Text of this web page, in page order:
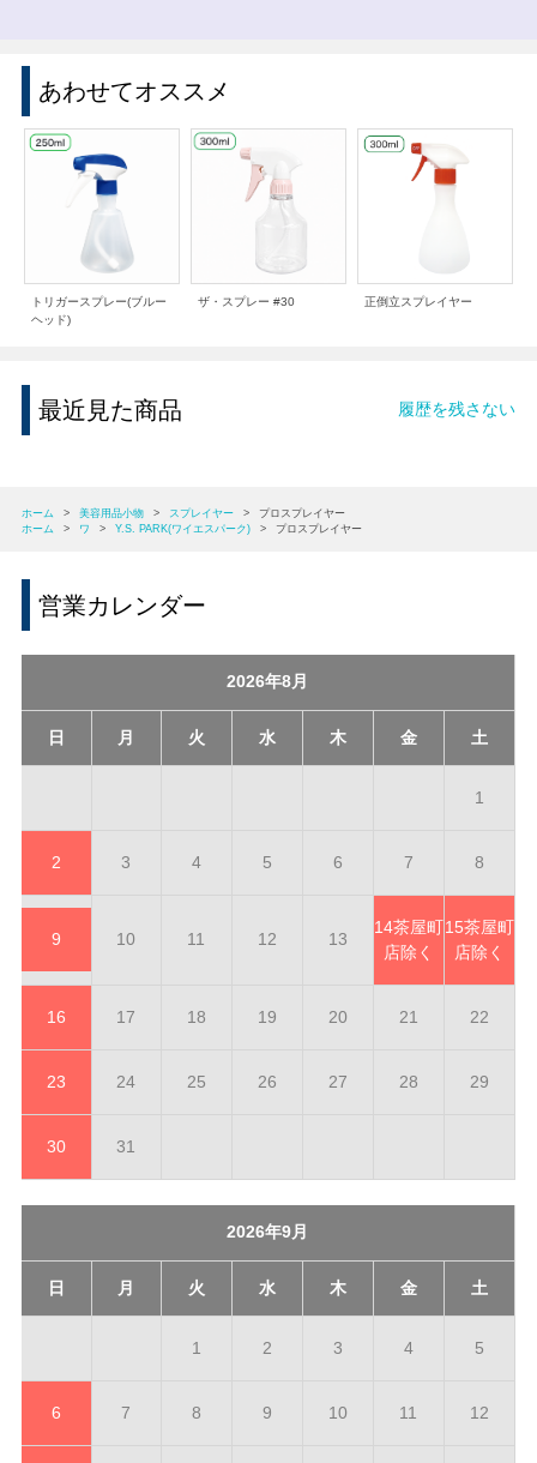
あわせてオススメ
トリガースプレー(ブルー
ヘッド)
ザ・スプレー #30 正倒立スプレイヤー
最近見た商品 履歴を残さない
ホーム > 美容用品小物 > スプレイヤー >
プロスプレイヤー
ホーム
> ワ > Y.S. PARK(ワイエスパーク) > プロスプレイヤー
営業カレンダー
2026年8月
日 月 火 水 木 金 土
1
2 3 4 5 6 7 8
9 10 11 12 13
14茶屋町
店除く
15茶屋町
店除く
16 17 18 19 20 21 22
23 24 25 26 27 28 29
30 31
2026年9月
日 月 火 水 木 金 土
1 2 3 4 5
6 7 8 9 10 11 12